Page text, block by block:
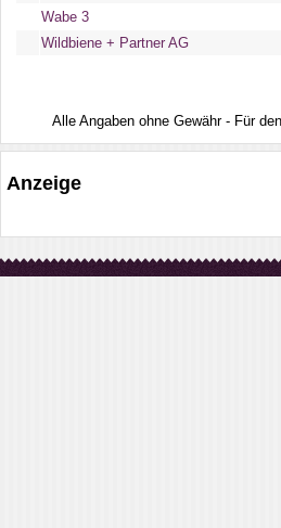
Wabe 3
Wildbiene + Partner AG
Alle Angaben ohne Gewähr - Für den
Anzeige